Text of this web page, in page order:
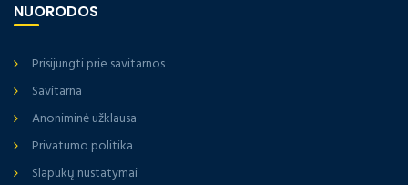
NUORODOS
Prisijungti prie savitarnos
Savitarna
Anoniminė užklausa
Privatumo politika
Slapukų nustatymai